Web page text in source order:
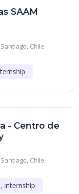
SAAM
Chile
- Centro de
Chile
internship